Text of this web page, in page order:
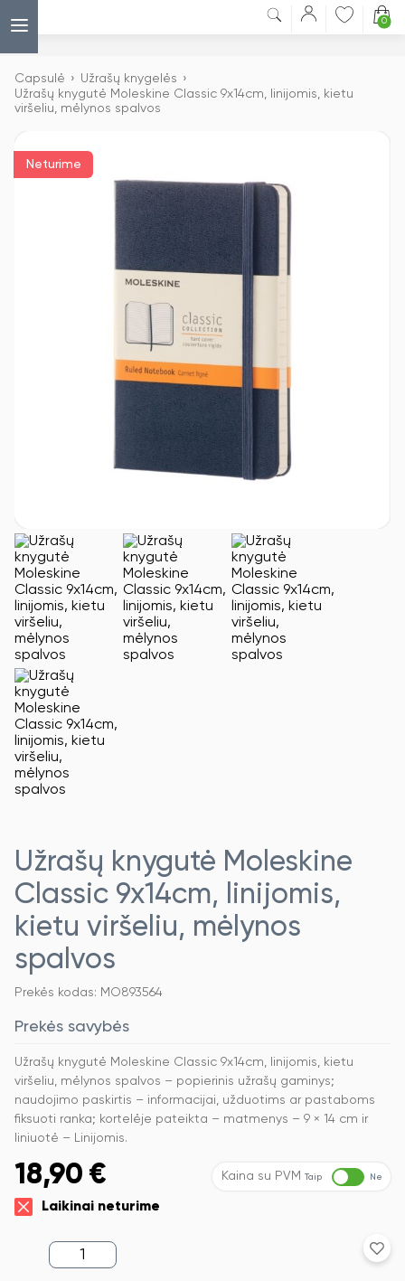
0
Capsulė › Užrašų knygelės ›
Užrašų knygutė Moleskine Classic 9x14cm, linijomis, kietu
viršeliu, mėlynos spalvos
Neturime
Užrašų knygutė Moleskine
Classic 9x14cm, linijomis,
kietu viršeliu, mėlynos
spalvos
Prekės kodas: MO893564
Prekės savybės
Užrašų knygutė Moleskine Classic 9x14cm, linijomis, kietu
viršeliu, mėlynos spalvos – popierinis užrašų gaminys;
naudojimo paskirtis – informacijai, užduotims ar pastaboms
fiksuoti ranka; kortelėje pateikta – matmenys – 9 × 14 cm ir
liniuotė – Linijomis.
18,90 € Kaina su PVM Taip Ne
Laikinai neturime
produkto
kiekis: